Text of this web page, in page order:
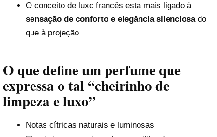
O conceito de luxo francês está mais ligado à
sensação de conforto e elegância silenciosado
que à projeção
O que define um perfume que
expressa o tal “cheirinho de
limpeza e luxo”
Notas cítricas naturais e luminosas